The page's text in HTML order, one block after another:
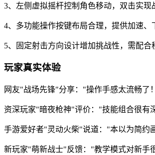
3、左侧虚拟摇杆控制角色移动，双击实现
4、多功能操作按键布局合理，提供加速、
5、固定射击方向设计增加挑战性，需配合
玩家真实体验
网友"战场先锋"分享："操作手感太流畅了
资深玩家"暗夜枪神"评价："技能组合很有
手游爱好者"灵动火柴"说道："本以为简约
新玩家"萌新战士"反馈："教学模式对新手